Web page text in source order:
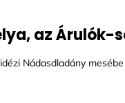
az Árulók-
Nádasdladány